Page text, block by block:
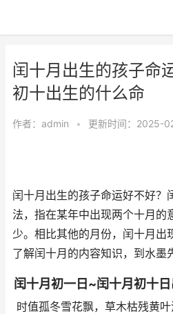
闰十月出生的孩子命
初十出生的什么命
作者： admin • 更新时间：2025-
闰十月出生的孩子命运好不好？
法，指在某年中出现两个十月的
少。相比其他的月份，闰十月出
了解闰十月的内容知识，到水墨
闰十月初一日~闰十月初十日
时值孤冬雪花飘，草木枯残黄